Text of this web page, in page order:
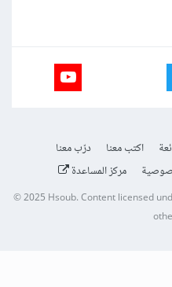
اكتب معنا
درّب معنا
مركز المساعدة
© 2025 Hsoub.Content licensed